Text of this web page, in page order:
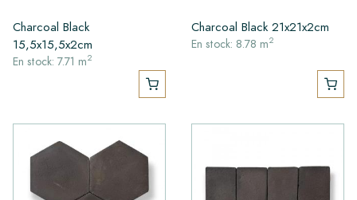
Charcoal Black
15,5x15,5x2cm
En stock: 7.71 m2
Charcoal Black 21x21x2cm
En stock: 8.78 m2